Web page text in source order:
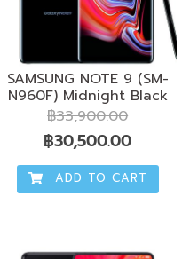
SAMSUNG NOTE 9 (SM-
N960F) Midnight Black
฿33,900.00
Original
price
was:
฿30,500.00Current
price
is:
ADD TO CART